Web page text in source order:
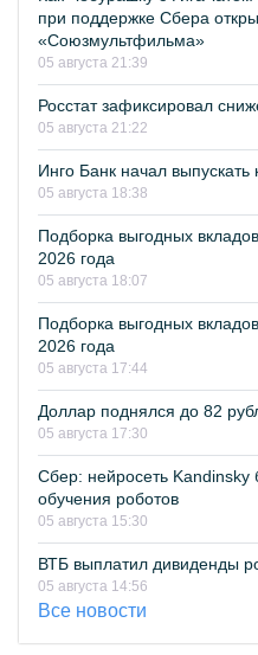
при поддержке Сбера
«Союзмультфильма»
05 августа 21:39
Росстат зафиксировал
05 августа 21:22
Инго Банк начал выпускать
05 августа 18:38
Подборка выгодных
2026 года
05 августа 18:07
Подборка выгодных
2026 года
05 августа 17:44
Доллар поднялся до 82
05 августа 17:30
Сбер: нейросеть Kandinsky
обучения роботов
05 августа 15:30
ВТБ выплатил дивиденды
05 августа 14:56
Все новости